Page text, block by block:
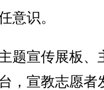
意识。
宣传展板、
，宣教志愿者